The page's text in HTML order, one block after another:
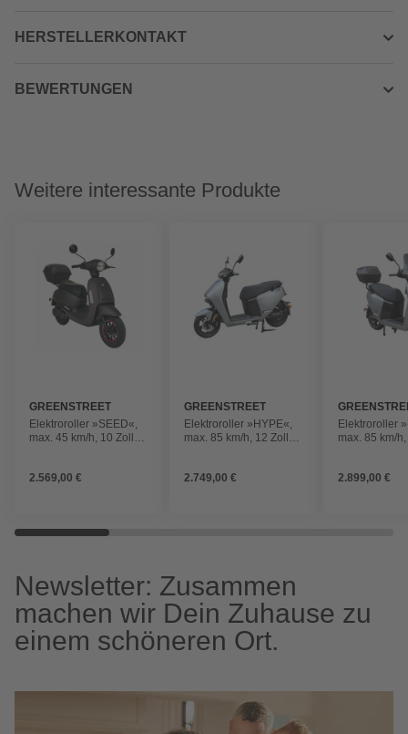
HERSTELLERKONTAKT
BEWERTUNGEN
Weitere interessante Produkte
GREENSTREET
Elektroroller »SEED«,
max. 45 km/h, 10 Zoll,
2.569,00 €
GREENSTREET
Elektroroller »HYPE«,
max. 85 km/h, 12 Zoll,
2.749,00 €
Elektroroller
max. 85 km/
2.899,00 €
Newsletter: Zusammen
machen wir Dein Zuhause zu
einem schöneren Ort.